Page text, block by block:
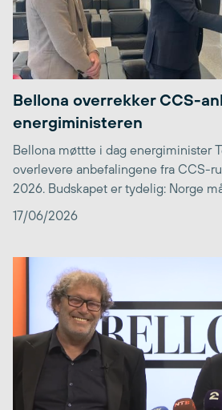
Bellona overrekker CCS-
energiministeren
Bellona møttte i dag energiminister
overlevere anbefalingene fra CCS-
2026. Budskapet er tydelig: Norge
17/06/2026